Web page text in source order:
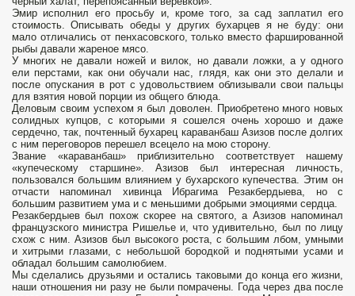
Эмир исполнил его просьбу и, кроме того, за сад заплатил его
стоимость. Описывать обеды у других бухарцев я не буду: они
мало отличались от пенхасовского, только вместо фаршированной
рыбы давали жареное мясо.
У многих не давали ножей и вилок, но давали ложки, а у одного
ели перстами, как они обучали нас, глядя, как они это делали и
после опускания в рот с удовольствием облизывали свои пальцы
для взятия новой порции из общего блюда.
Деловым своим успехом я был доволен. Приобретено много новых
солидных купцов, с которыми я сошелся очень хорошо и даже
сердечно, так, почтенный бухарец караванбаш Азизов после долгих
с ним переговоров перешел всецело на мою сторону.
Звание «караванбаш» приблизительно соответствует нашему
«купеческому старшине». Азизов был интересная личность,
пользовался большим влиянием у бухарского купечества. Этим он
отчасти напоминал хивинца Ибрагима Резакбердыева, но с
большим развитием ума и с меньшими добрыми эмоциями сердца.
Резакбердыев был похож скорее на святого, а Азизов напоминал
французского министра Ришелье и, что удивительно, был по лицу
схож с ним. Азизов был высокого роста, с большим лбом, умными
и хитрыми глазами, с небольшой бородкой и поднятыми усами и
обладал большим самолюбием.
Мы сделались друзьями и остались таковыми до конца его жизни,
наши отношения ни разу не были помрачены. Года через два после